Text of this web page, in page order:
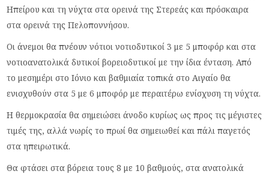
Ηπείρου και τη νύχτα στα ορεινά της Στερεάς και πρόσκαιρα
στα ορεινά της Πελοποννήσου.
Οι άνεμοι θα πνέουν νότιοι νοτιοδυτικοί 3 με 5 μποφόρ και στα
νοτιοανατολικά δυτικοί βορειοδυτικοί με την ίδια ένταση. Από
το μεσημέρι στο Ιόνιο και βαθμιαία τοπικά στο Αιγαίο θα
ενισχυθούν στα 5 με 6 μποφόρ με περαιτέρω ενίσχυση τη νύχτα.
Η θερμοκρασία θα σημειώσει άνοδο κυρίως ως προς τις μέγιστες
τιμές της, αλλά νωρίς το πρωί θα σημειωθεί και πάλι παγετός
στα ηπειρωτικά.
Θα φτάσει στα βόρεια τους 8 με 10 βαθμούς, στα ανατολικά